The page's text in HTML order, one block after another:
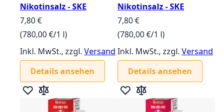
Nikotinsalz - SKE
7,80 €
(780,00 €/1 l)
Inkl. MwSt., zzgl. Versand
Details ansehen
Zur Wunschliste hinzufügen
Zur Vergleichsliste hinzufügen
Nikotinsalz - SKE
7,80 €
(780,00 €/1 l)
Inkl. MwSt., zzgl. Versand
Details ansehen
Zur Wunschliste hinzufügen
Zur Vergleichsliste